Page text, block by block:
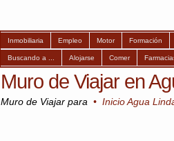
Inmobiliaria Empleo Motor Formación
Buscando a ... Alojarse Comer
Muro de Viajar en
Muro de Viajar para • Inicio Agua